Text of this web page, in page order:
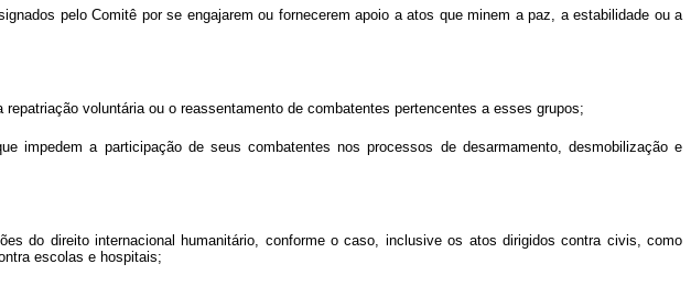
pelo Comitê por se engajarem ou fornecerem apoio a atos que minem a paz, a estabilidade ou a
voluntária ou o reassentamento de combatentes pertencentes a esses grupos;
impedem a participação de seus combatentes nos processos de desarmamento, desmobilização e
do direito internacional humanitário, conforme o caso, inclusive os atos dirigidos contra civis, como
escolas e hospitais;